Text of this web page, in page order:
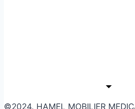
©2024. HAMEL MOBILIER